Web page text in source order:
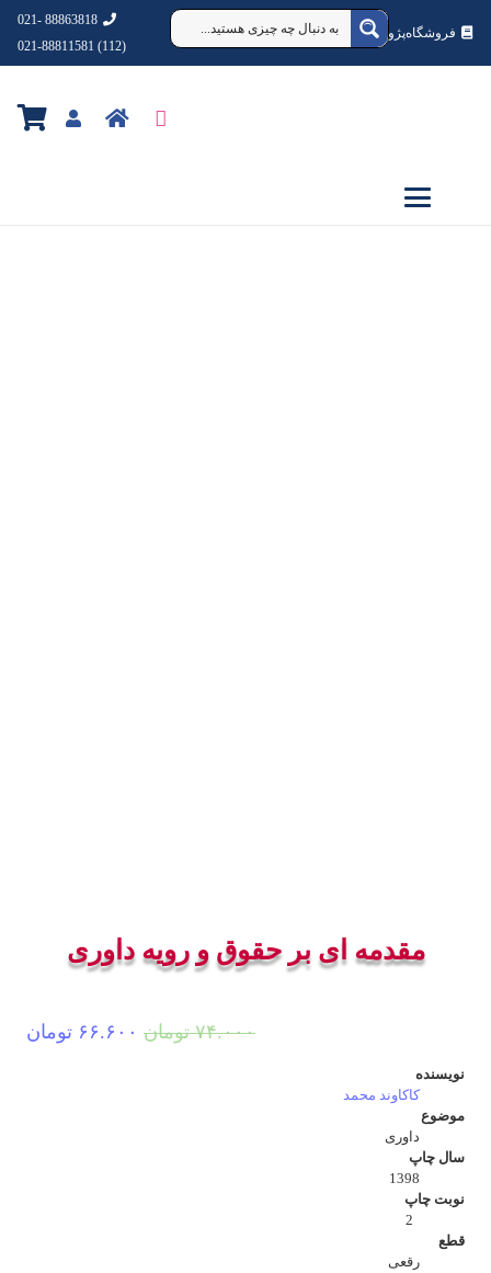
فروشگاه‌پژوهشکده‌شهردانش
88863818 -021
(112) 021-88811581
مقدمه ای بر حقوق و رویه داوری
۷۴.۰۰۰ تومان قیمت
۶۶.۶۰۰ تومان
نویسنده
کاکاوند محمد
موضوع
داوری
سال چاپ
1398
نوبت چاپ
2
قطع
رقعی